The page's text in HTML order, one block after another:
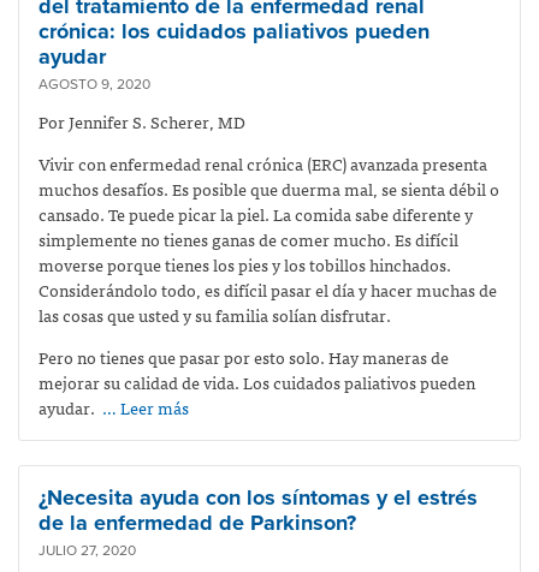
del tratamiento de la enfermedad renal
crónica: los cuidados paliativos pueden
ayudar
AGOSTO 9, 2020
Por Jennifer S. Scherer, MD
Vivir con enfermedad renal crónica (ERC) avanzada presenta
muchos desafíos. Es posible que duerma mal, se sienta débil o
cansado. Te puede picar la piel. La comida sabe diferente y
simplemente no tienes ganas de comer mucho. Es difícil
moverse porque tienes los pies y los tobillos hinchados.
Considerándolo todo, es difícil pasar el día y hacer muchas de
las cosas que usted y su familia solían disfrutar.
Pero no tienes que pasar por esto solo. Hay maneras de
mejorar su calidad de vida. Los cuidados paliativos pueden
ayudar. … Leer más
¿Necesita ayuda con los síntomas y el estrés
de la enfermedad de Parkinson?
JULIO 27, 2020